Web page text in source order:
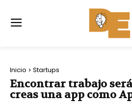
Inicio Startups
Encontrar trabajo
creas una app como